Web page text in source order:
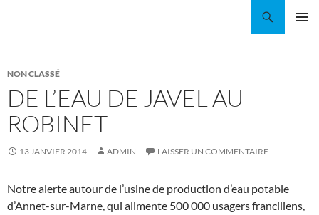
NON CLASSÉ
DE L’EAU DE JAVEL AU
ROBINET
13 JANVIER 2014 ADMIN LAISSER UN COMMENTAIRE
Notre alerte autour de l’usine de production d’eau potable
d’Annet-sur-Marne, qui alimente 500 000 usagers franciliens,